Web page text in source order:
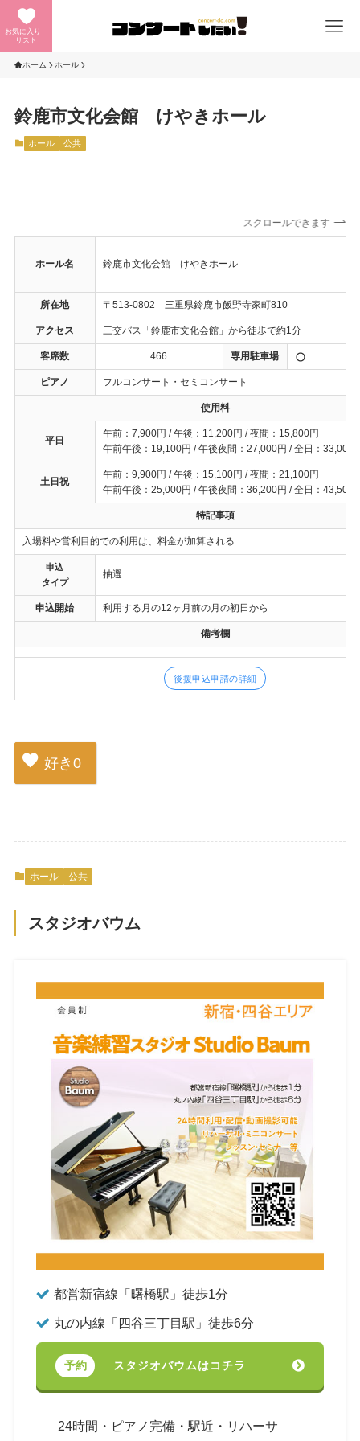
お気に入り
リスト
ホーム ホール
鈴鹿市文化会館 けやきホール
ホール 公共
スクロールできます
ホール名 鈴鹿市文化会館 けやきホール
所在地 〒513-0802 三重県鈴鹿市飯野寺家町810
アクセス 三交バス「鈴鹿市文化会館」から徒歩で約1分
客席数 466 専用駐車場
ピアノ フルコンサート・セミコンサート
使用料
平日
午前：7,900円 / 午後：11,200円 / 夜間：15,800円
午前午後：19,100円 / 午後夜間：27,000円 / 全日：33,000
土日祝
午前：9,900円 / 午後：15,100円 / 夜間：21,100円
午前午後：25,000円 / 午後夜間：36,200円 / 全日：43,500
特記事項
入場料や営利目的での利用は、料金が加算される
申込
タイプ
抽選
申込開始 利用する月の12ヶ月前の月の初日から
備考欄
後援申込申請の詳細
好き 0
ホール 公共
スタジオバウム
都営新宿線「曙橋駅」徒歩1分
丸の内線「四谷三丁目駅」徒歩6分
予約 スタジオバウムはコチラ
24時間・ピアノ完備・駅近・リハーサ